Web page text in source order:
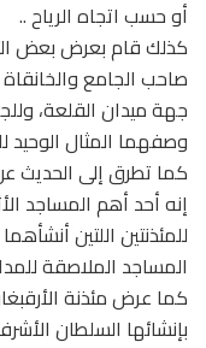
أو حسب اتجاه الرياح ..
كذلك قام بعرض بعض
صاحب الجامع
جهة ميدان القلعة،
وصفهما المثال الوحيد
كما تطرق إلى الحديث
إنه أحد أهم المساجد
للمئذنتين اللتين
المساجد الملاصقة
كما عرض مئذنة
بإنشائها السلطان الأشرف